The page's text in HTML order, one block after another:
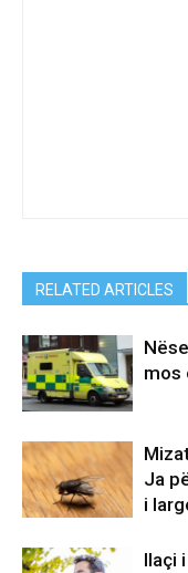
RELATED ARTICLES
mos
Ja
i
Ilaçi